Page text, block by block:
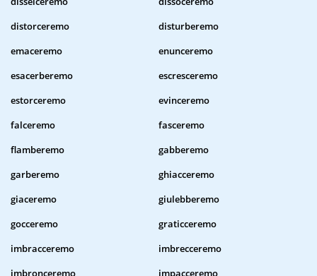
distorceremo
disturberemo
emaceremo
enunceremo
esacerberemo
escresceremo
estorceremo
evinceremo
falceremo
fasceremo
flamberemo
gabberemo
garberemo
ghiacceremo
giaceremo
giulebberemo
gocceremo
graticceremo
imbracceremo
imbrecceremo
imbronceremo
impacceremo